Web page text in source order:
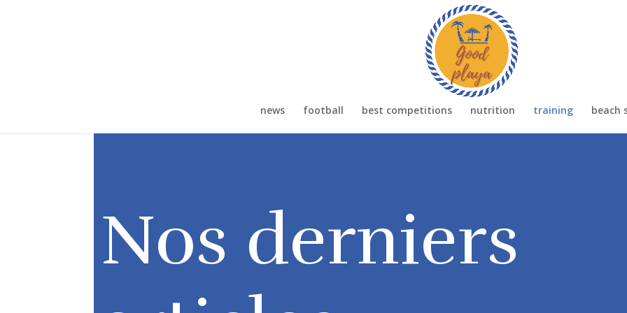
news football best competitions nutrition training beach
Nos derniers